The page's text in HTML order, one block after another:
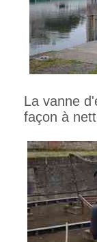
La vanne
façon à